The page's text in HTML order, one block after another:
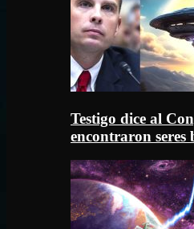
Testigo dice al
encontraron